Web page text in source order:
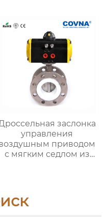
заслонка
управления
приводом
с мягким седлом из